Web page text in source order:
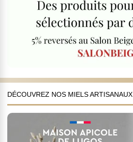
DÉCOUVREZ NOS MIELS ARTISANAUX